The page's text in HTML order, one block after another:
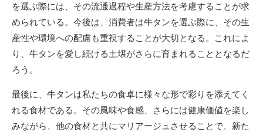
を選ぶ際には、その流通過程や生産方法を考慮することが求
められている。今後は、消費者は牛タンを選ぶ際に、その生
産性や環境への配慮も重視することが大切となる。これによ
り、牛タンを愛し続ける土壌がさらに育まれることとなるだ
ろう。
最後に、牛タンは私たちの食卓に様々な形で彩りを添えてく
れる食材である。その風味や食感、さらには健康価値を楽し
みながら、他の食材と共にマリアージュさせることで、新た